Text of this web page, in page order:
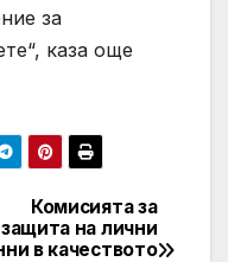
за
каза още
Комисията за
защита на лични
в качеството